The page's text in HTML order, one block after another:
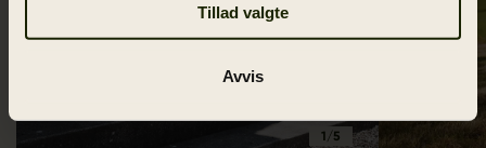
Tillad valgte
Avvis
1/5